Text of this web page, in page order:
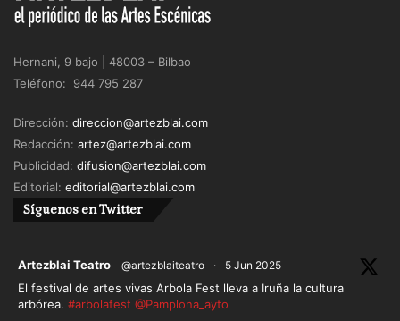
Hernani, 9 bajo | 48003 – Bilbao
Teléfono: 944 795 287
Dirección: direccion@artezblai.com
Redacción: artez@artezblai.com
Publicidad: difusion@artezblai.com
Editorial: editorial@artezblai.com
Síguenos en Twitter
Artezblai Teatro @artezblaiteatro · 5 Jun 2025
El festival de artes vivas Arbola Fest lleva a Iruña la cultura
arbórea. #arbolafest @Pamplona_ayto